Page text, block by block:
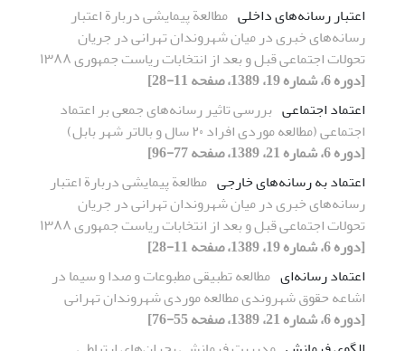
اعتبار رسانه‌های داخلی مطالعة پیمایشی دربارة اعتبار
رسانه‌های خبری در میان شهروندان تهرانی در جریان
تحولات اجتماعی قبل و بعد از انتخابات ریاست جمهوری ١٣٨٨
[دوره 6، شماره 19، 1389، صفحه 11-28]
اعتماد اجتماعی بررسی تاثیر رسانه‌های جمعی بر اعتماد
اجتماعی (مطالعه موردی افراد ٢٠ سال و بالاتر شهر بابل)
[دوره 6، شماره 21، 1389، صفحه 77-96]
اعتماد به رسانه‌های خارجی مطالعة پیمایشی دربارة اعتبار
رسانه‌های خبری در میان شهروندان تهرانی در جریان
تحولات اجتماعی قبل و بعد از انتخابات ریاست جمهوری ١٣٨٨
[دوره 6، شماره 19، 1389، صفحه 11-28]
اعتماد رسانه‌ای مطالعه تطبیقی مطبوعات و صدا و سیما در
اشاعه حقوق شهروندی مطالعه موردی شهروندان تهرانی
[دوره 6، شماره 21، 1389، صفحه 55-76]